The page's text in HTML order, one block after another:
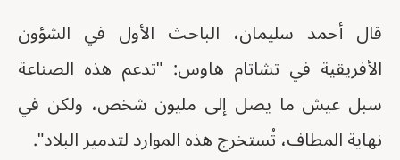
قال أحمد سليمان، الباحث الأول في الشؤون
الأفريقية في تشاتام هاوس: "تدعم هذه الصناعة
سبل عيش ما يصل إلى مليون شخص، ولكن في
نهاية المطاف، تُستخرج هذه الموارد لتدمير البلاد".